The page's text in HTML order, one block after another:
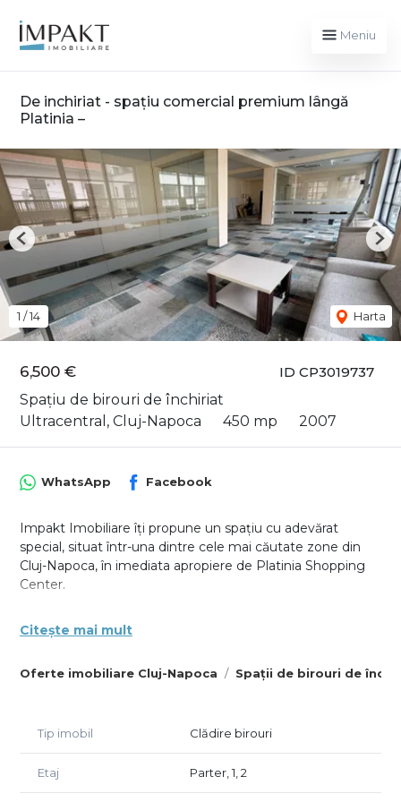
Meniu
De inchiriat - spațiu comercial premium lângă
Platinia –
ID CP3019737
6,500 €
Spațiu de birouri de închiriat
Ultracentral, Cluj-Napoca
450 mp 2007
1 /14 Harta
Previous
Oferte imobiliare Cluj-Napoca Spații de birouri de
WhatsApp Facebook
Impakt Imobiliare îți propune un spațiu cu adevărat
special, situat într-una dintre cele mai căutate zone din
Cluj-Napoca, în imediata apropiere de Platinia Shopping
Center.
impresionezi clienții și să ai confort pentru echipă, acest
recepție, showroom sau interacțiune cu clienții
Etaj 1: zonă de lucru + 2 birouri + bucătărie – perfect
pentru echipă
Etaj 2: 3 birouri + lobby + 2 băi – spațiu ideal pentru
Citește mai mult
Tip imobil Clădire birouri
Etaj Parter, 1, 2